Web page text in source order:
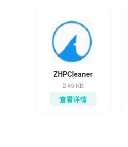
ZHPCleaner
2.49 KB
查看详情